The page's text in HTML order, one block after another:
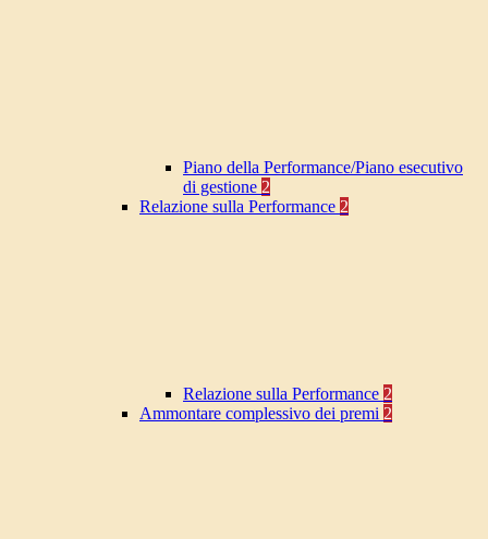
Piano della Performance/Piano esecutivo
di gestione 2
Relazione sulla Performance 2
Relazione sulla Performance 2
Ammontare complessivo dei premi 2